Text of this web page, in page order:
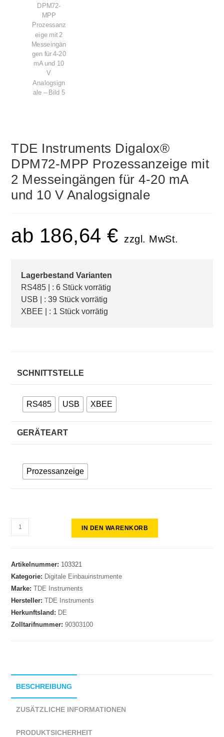
TDE Instruments Digalox®
DPM72-MPP Prozessanzeige mit
2 Messeingängen für 4-20 mA
und 10 V Analogsignale
ab 186,64€ zzgl. MwSt.
Lagerbestand Varianten
RS485 | : 6 Stück vorrätig
USB | : 39 Stück vorrätig
XBEE | : 1 Stück vorrätig
SCHNITTSTELLE
RS485 USB XBEE
GERÄTEART
Prozessanzeige
IN DEN WARENKORB
Artikelnummer: 103321
Kategorie: Digitale Einbauinstrumente
Marke:TDE Instruments
Hersteller:TDE Instruments
Herkunftsland: DE
Zolltarifnummer:90303100
BESCHREIBUNG
ZUSÄTZLICHE INFORMATIONEN
PRODUKTSICHERHEIT